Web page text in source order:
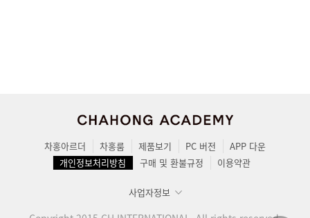
차홍아르더 차홍룸 제품보기 PC 버전
APP 다운
개인정보처리방침
구매 및 환불규정 이용약관
사업자정보